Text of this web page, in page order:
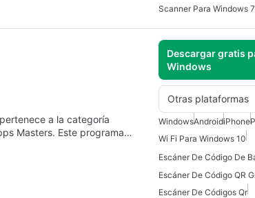
Scanner Para Windows 7
Descargar gratis
Windows
Otras plataformas
a la categoría
Masters. Este programa…
WindowsAndroidiPhone
Wi Fi Para Windows 10
Escáner De Códigos Qr